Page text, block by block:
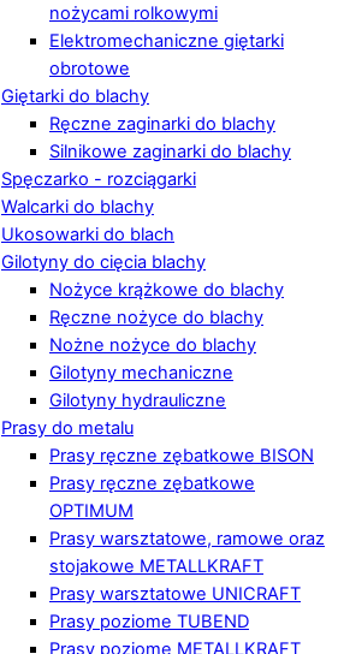
nożycami rolkowymi
Elektromechaniczne giętarki
obrotowe
Giętarki do blachy
Ręczne zaginarki do blachy
Silnikowe zaginarki do blachy
Spęczarko - rozciągarki
Walcarki do blachy
Ukosowarki do blach
Gilotyny do cięcia blachy
Nożyce krążkowe do blachy
Ręczne nożyce do blachy
Nożne nożyce do blachy
Gilotyny mechaniczne
Gilotyny hydrauliczne
Prasy do metalu
Prasy ręczne zębatkowe BISON
Prasy ręczne zębatkowe
OPTIMUM
Prasy warsztatowe, ramowe oraz
stojakowe METALLKRAFT
Prasy warsztatowe UNICRAFT
Prasy poziome TUBEND
Prasy poziome METALLKRAFT